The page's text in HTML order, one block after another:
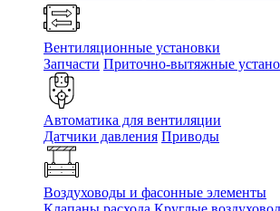
Вентиляционные установки
Запчасти Приточно-вытяжные
Автоматика для вентиляции
Датчики давления Приводы
Воздуховоды и фасонные элементы